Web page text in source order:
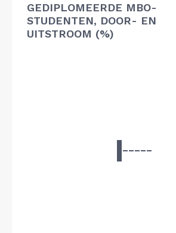
GEDIPLOMEERDE MBO-
STUDENTEN, DOOR- EN
UITSTROOM (%)